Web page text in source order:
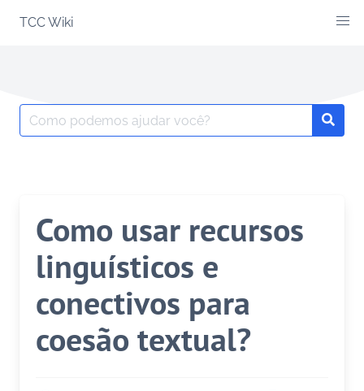
TCC Wiki
Search
for:
Como usar recursos
linguísticos e
conectivos para
coesão textual?